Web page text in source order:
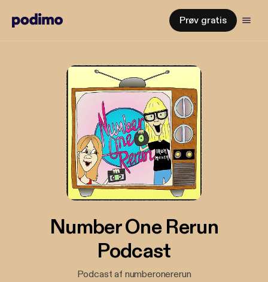
Prøv gratis
Number One Rerun
Podcast
Podcast af numberonererun